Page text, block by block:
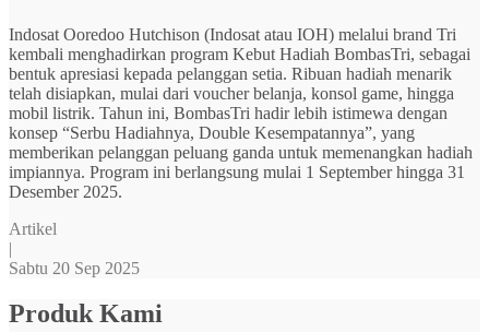
Indosat Ooredoo Hutchison (Indosat atau IOH) melalui brand Tri
kembali menghadirkan program Kebut Hadiah BombasTri, sebagai
bentuk apresiasi kepada pelanggan setia. Ribuan hadiah menarik
telah disiapkan, mulai dari voucher belanja, konsol game, hingga
mobil listrik. Tahun ini, BombasTri hadir lebih istimewa dengan
konsep “Serbu Hadiahnya, Double Kesempatannya”, yang
memberikan pelanggan peluang ganda untuk memenangkan hadiah
impiannya. Program ini berlangsung mulai 1 September hingga 31
Desember 2025.
Artikel
|
Sabtu 20 Sep 2025
Produk Kami